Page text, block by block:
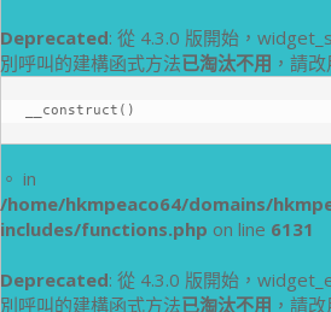
Deprecated: 從 4.3.0 版開始，
別呼叫的建構函式方法已淘汰不用 ，請
__construct()
。 in
/home/hkmpeaco64/domains/
includes/functions.php on line 6131
Deprecated: 從 4.3.0 版開始，
別呼叫的建構函式方法已淘汰不用 ，請